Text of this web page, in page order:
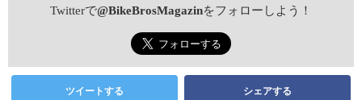
Twitterで@BikeBrosMagazinをフォローしよう！
ツイートする シェアする